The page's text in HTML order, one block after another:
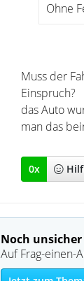
Ohne
Muss der
Einspruch?
das Auto
man das
0x
Noch
Auf Frag-einen-